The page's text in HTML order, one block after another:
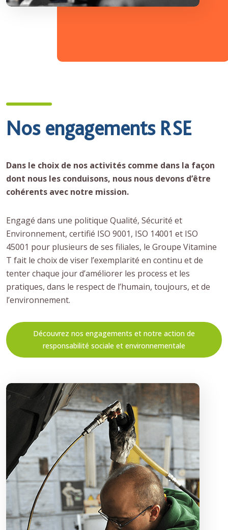
Nos engagements RSE
Dans le choix de nos activités comme dans la façon
dont nous les conduisons, nous nous devons d’être
cohérents avec notre mission.
Engagé dans une politique Qualité, Sécurité et
Environnement, certifié ISO 9001, ISO 14001 et ISO
45001 pour plusieurs de ses filiales, le Groupe Vitamine
T fait le choix de viser l’exemplarité en continu et de
tenter chaque jour d’améliorer les process et les
pratiques, dans le respect de l’humain, toujours, et de
l’environnement.
Découvrez nos engagements et notre action de
responsabilité sociale et environnementale